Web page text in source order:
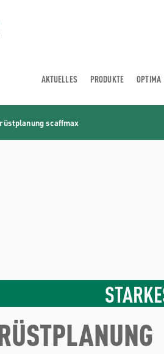
AKTUELLES PRODUKTE OPTIMA
scaffmax